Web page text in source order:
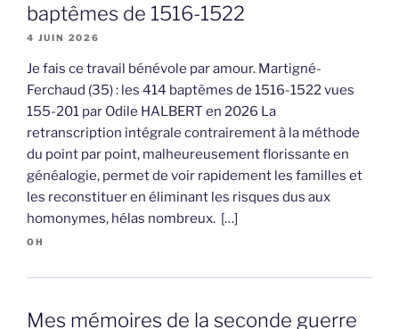
baptêmes de 1516-1522
4 JUIN 2026
Je fais ce travail bénévole par amour. Martigné-
Ferchaud (35) : les 414 baptêmes de 1516-1522 vues
155-201 par Odile HALBERT en 2026 La
retranscription intégrale contrairement à la méthode
du point par point, malheureusement florissante en
généalogie, permet de voir rapidement les familles et
les reconstituer en éliminant les risques dus aux
homonymes, hélas nombreux. […]
OH
Mes mémoires de la seconde guerre